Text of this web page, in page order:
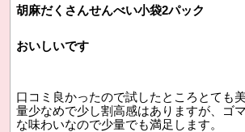
胡麻だくさんせんべい小袋2パック
おいしいです
口コミ良かったので試したところとても
量少なめで少し割高感はありますが、ゴ
な味わいなので少量でも満足します。